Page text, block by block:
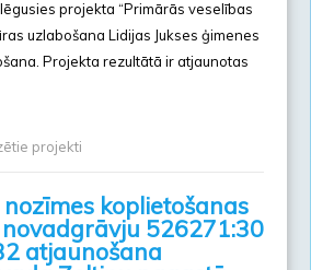
projekta “Primārās veselības
uzlabošana Lidijas Jukses ģimenes
Projekta rezultātā ir atjaunotas
projekti
koplietošanas
526271:30
atjaunošana